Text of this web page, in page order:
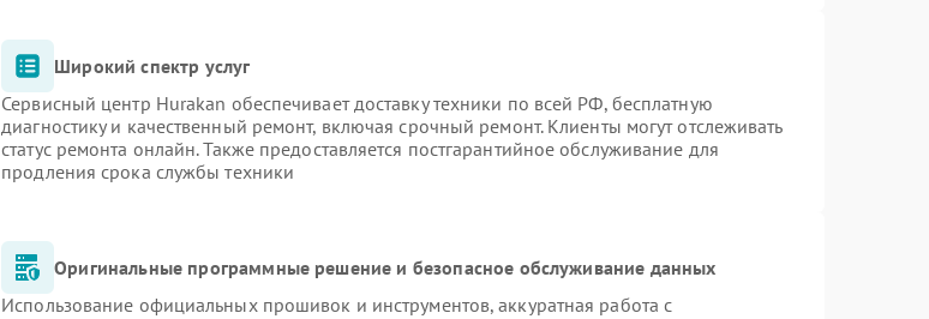
Широкий спектр услуг
Сервисный центр Hurakan обеспечивает доставку техники по всей РФ, бесплатную
диагностику и качественный ремонт, включая срочный ремонт. Клиенты могут отслеживать
статус ремонта онлайн. Также предоставляется постгарантийное обслуживание для
продления срока службы техники
Оригинальные программные решение и безопасное обслуживание данных
Использование официальных прошивок и инструментов, аккуратная работа с